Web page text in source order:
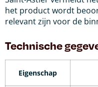
het product wordt
relevant zijn voor de
Technische
Eigenschap